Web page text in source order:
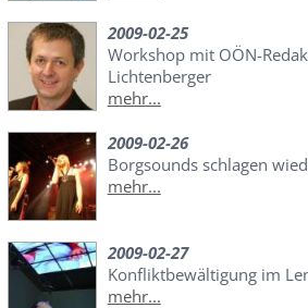
2009-02-25
Workshop mit OÖN-
Lichtenberger
mehr...
2009-02-26
Borgsounds schlagen
mehr...
2009-02-27
Konfliktbewältigung im
mehr...